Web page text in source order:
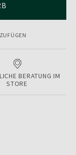
BERATUNG IM
STORE